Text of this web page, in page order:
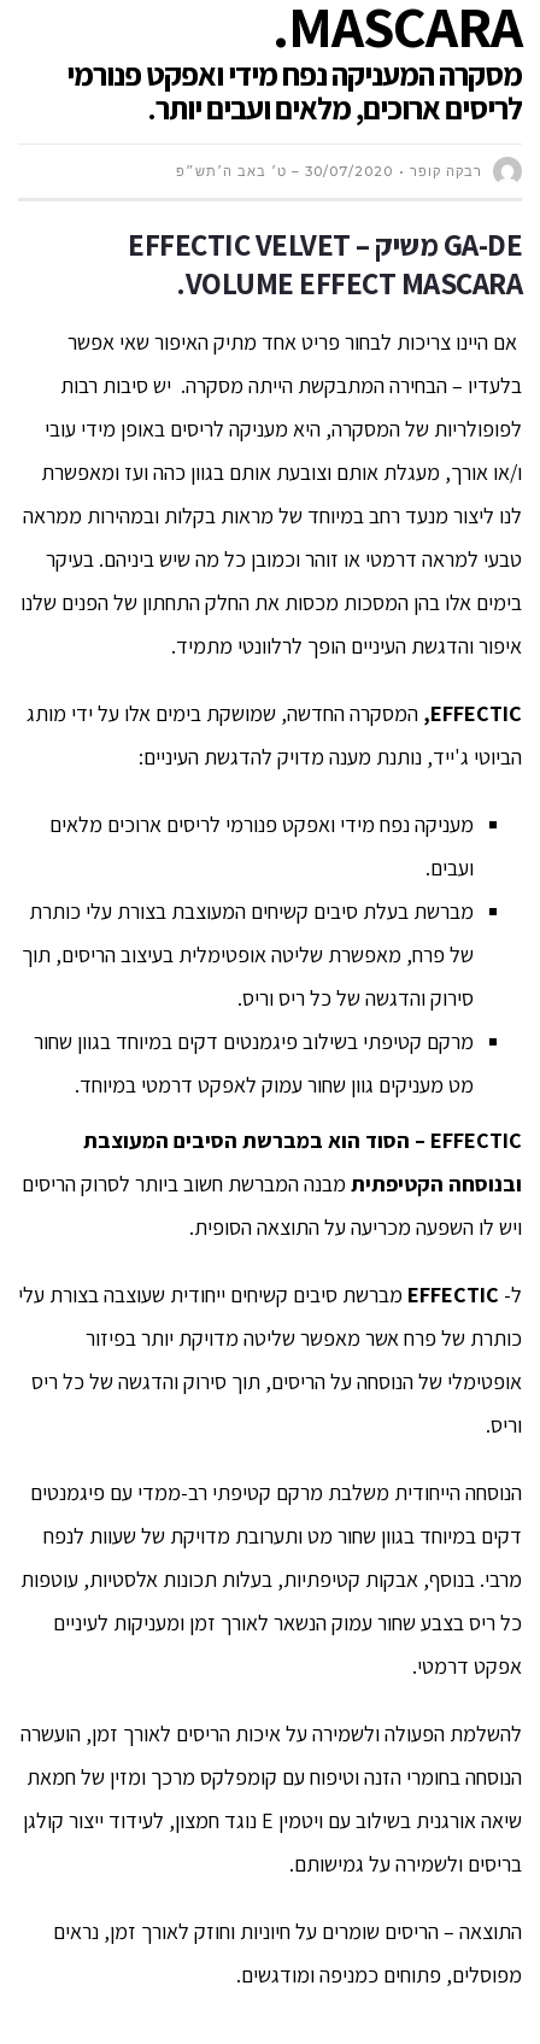
MASCARA.
מסקרה המעניקה נפח מידי ואפקט פנורמי
לריסים ארוכים, מלאים ועבים יותר.
רבקה קופר 30/07/2020 – ט׳ באב ה׳תש״פ
GA-DEמשיק – EFFECTICVELVET
VOLUME EFFECT MASCARA.
אם היינו צריכות לבחור פריט אחד מתיק האיפור שאי אפשר
בלעדיו – הבחירה המתבקשת הייתה מסקרה. יש סיבות רבות
לפופולריות של המסקרה, היא מעניקה לריסים באופן מידי עובי
ו/או אורך, מעגלת אותם וצובעת אותם בגוון כהה ועז ומאפשרת
לנו ליצור מנעד רחב במיוחד של מראות בקלות ובמהירות ממראה
טבעי למראה דרמטי או זוהר וכמובן כל מה שיש ביניהם. בעיקר
בימים אלו בהן המסכות מכסות את החלק התחתון של הפנים שלנו
איפור והדגשת העיניים הופך לרלוונטי מתמיד.
EFFECTIC
, המסקרה החדשה, שמושקת בימים אלו על ידי מותג
הביוטי ג'ייד, נותנת מענה מדויק להדגשת העיניים:
מעניקה נפח מידי ואפקט פנורמי לריסים ארוכים מלאים
ועבים.
מברשת בעלת סיבים קשיחים המעוצבת בצורת עלי כותרת
של פרח, מאפשרת שליטה אופטימלית בעיצוב הריסים, תוך
סירוק והדגשה של כל ריס וריס.
מרקם קטיפתי בשילוב פיגמנטים דקים במיוחד בגוון שחור
מט מעניקים גוון שחור עמוק לאפקט דרמטי במיוחד.
EFFECTIC – הסוד הוא במברשת הסיבים המעוצבת
ובנוסחה הקטיפתית מבנה המברשת חשוב ביותר לסרוק הריסים
ויש לו השפעה מכריעה על התוצאה הסופית.
ל- EFFECTIC מברשת סיבים קשיחים ייחודית שעוצבה בצורת עלי
כותרת של פרח אשר מאפשר שליטה מדויקת יותר בפיזור
אופטימלי של הנוסחה על הריסים, תוך סירוק והדגשה של כל ריס
וריס.
הנוסחה הייחודית משלבת מרקם קטיפתי רב-ממדי עם פיגמנטים
דקים במיוחד בגוון שחור מט ותערובת מדויקת של שעוות לנפח
מרבי. בנוסף, אבקות קטיפתיות, בעלות תכונות אלסטיות, עוטפות
כל ריס בצבע שחור עמוק הנשאר לאורך זמן ומעניקות לעיניים
אפקט דרמטי.
להשלמת הפעולה ולשמירה על איכות הריסים לאורך זמן, הועשרה
הנוסחה בחומרי הזנה וטיפוח עם קומפלקס מרכך ומזין של חמאת
שיאה אורגנית בשילוב עם ויטמין E נוגד חמצון, לעידוד ייצור קולגן
בריסים ולשמירה על גמישותם.
התוצאה – הריסים שומרים על חיוניות וחוזק לאורך זמן, נראים
מפוסלים, פתוחים כמניפה ומודגשים.